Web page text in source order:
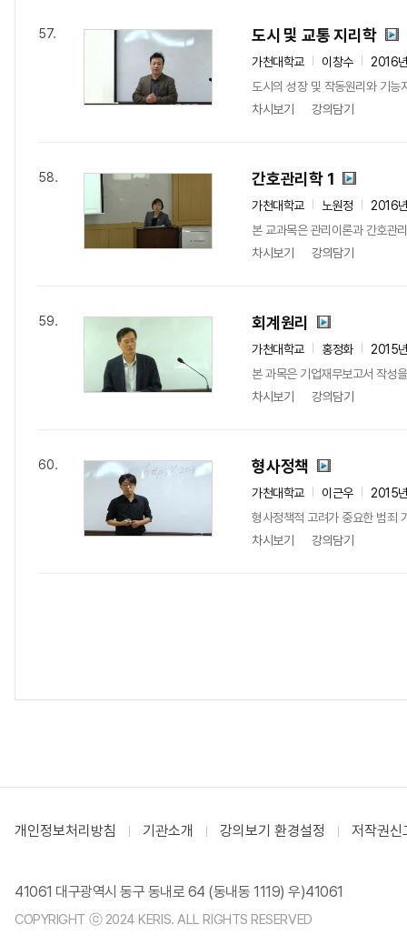
57. 도시 및 교통 지리학
가천대학교 이창수
2016
도시의 성장 및 작동원리와 기능
차시보기
강의담기
58. 간호관리학 1
가천대학교 노원정
2016
본 교과목은 관리이론과 간호관
차시보기
강의담기
59. 회계원리
가천대학교 홍정화
2015
본 과목은 기업재무보고서 작성
차시보기
강의담기
60. 형사정책
가천대학교 이근우
2015
형사정책적 고려가 중요한 범죄
차시보기
강의담기
개인정보처리방침 기관소개 강의보기 환경설정 저작권신
41061 대구광역시 동구 동내로 64 (동내동 1119) 우)41061
COPYRIGHT ⓒ 2024 KERIS. ALL RIGHTS RESERVED